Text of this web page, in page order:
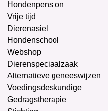
Hondenpension
Vrije tijd
Dierenasiel
Hondenschool
Webshop
Dierenspeciaalzaak
Alternatieve geneeswijzen
Voedingsdeskundige
Gedragstherapie